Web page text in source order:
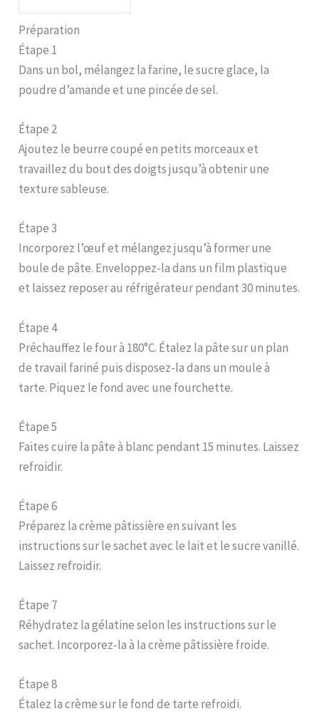
Préparation
Étape 1
Dans un bol, mélangez la farine, le sucre glace, la
poudre d’amande et une pincée de sel.
Étape 2
Ajoutez le beurre coupé en petits morceaux et
travaillez du bout des doigts jusqu’à obtenir une
texture sableuse.
Étape 3
Incorporez l’œuf et mélangez jusqu’à former une
boule de pâte. Enveloppez-la dans un film plastique
et laissez reposer au réfrigérateur pendant 30 minutes.
Étape 4
Préchauffez le four à 180°C. Étalez la pâte sur un plan
de travail fariné puis disposez-la dans un moule à
tarte. Piquez le fond avec une fourchette.
Étape 5
Faites cuire la pâte à blanc pendant 15 minutes. Laissez
refroidir.
Étape 6
Préparez la crème pâtissière en suivant les
instructions sur le sachet avec le lait et le sucre vanillé.
Laissez refroidir.
Étape 7
Réhydratez la gélatine selon les instructions sur le
sachet. Incorporez-la à la crème pâtissière froide.
Étape 8
Étalez la crème sur le fond de tarte refroidi.